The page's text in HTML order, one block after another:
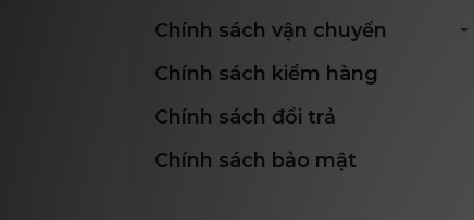
Chính sách vận chuyển
Chính sách kiểm hàng
Chính sách đổi trả
Chính sách bảo mật